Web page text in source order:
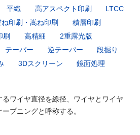
平織 高アスペクト印刷
LTCC
ね印刷・嵩ね印刷
積層印刷
刷
高精細
2重露光版
テーパー 逆テーパー
段掘り
3Dスクリーン 鏡面処理
ワイヤ直径を線径、ワイヤとワイヤ
プニングと呼称する。